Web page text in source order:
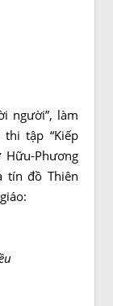
người”, làm
tập “Kiếp
Phương
tín đồ Thiên